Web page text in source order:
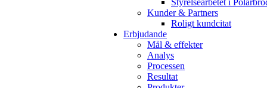
Styrelsearbetet i
Kunder & Partners
Roligt kundcitat
Erbjudande
Mål & effekter
Analys
Processen
Resultat